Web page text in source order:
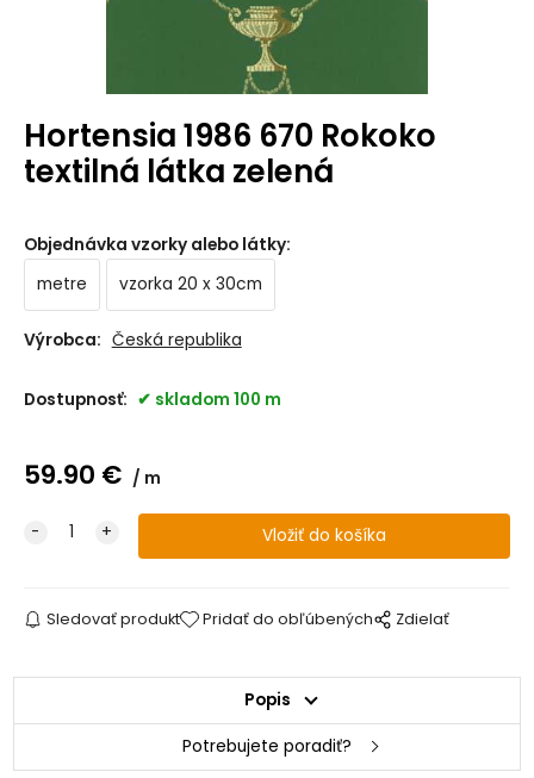
Hortensia 1986 670 Rokoko
textilná látka zelená
Objednávka vzorky alebo látky:
metre
vzorka 20 x 30cm
Výrobca: Česká republika
Dostupnosť: skladom 100 m
59.90 € m
Sledovať produkt Pridať do obľúbených Zdielať
Popis
Potrebujete poradiť?